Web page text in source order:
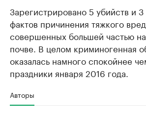
Зарегистрировано 5 убийств и
фактов причинения тяжкого
совершенных большей частью
почве. В целом криминогенная
оказалась намного спокойнее
праздники января 2016 года.
Авторы